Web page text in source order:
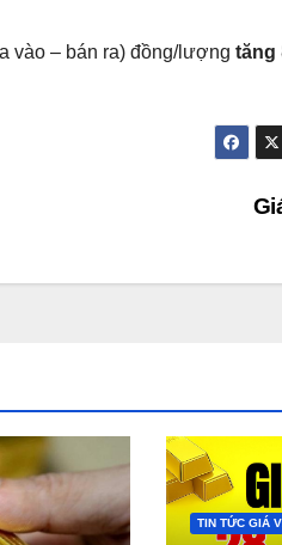
vào – bán ra) đồng/lượng tăng
TIN TỨC GIÁ